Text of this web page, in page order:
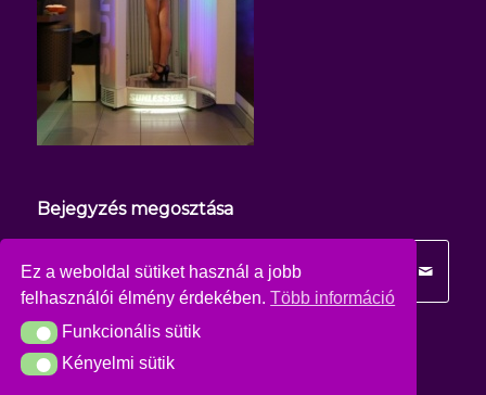
Ez a weboldal sütiket használ a jobb
felhasználói élmény érdekében.Több információ
Funkcionális sütik
Funkcionális sütik
Kényelmi sütik
Kényelmi sütik
Bejegyzés megosztása